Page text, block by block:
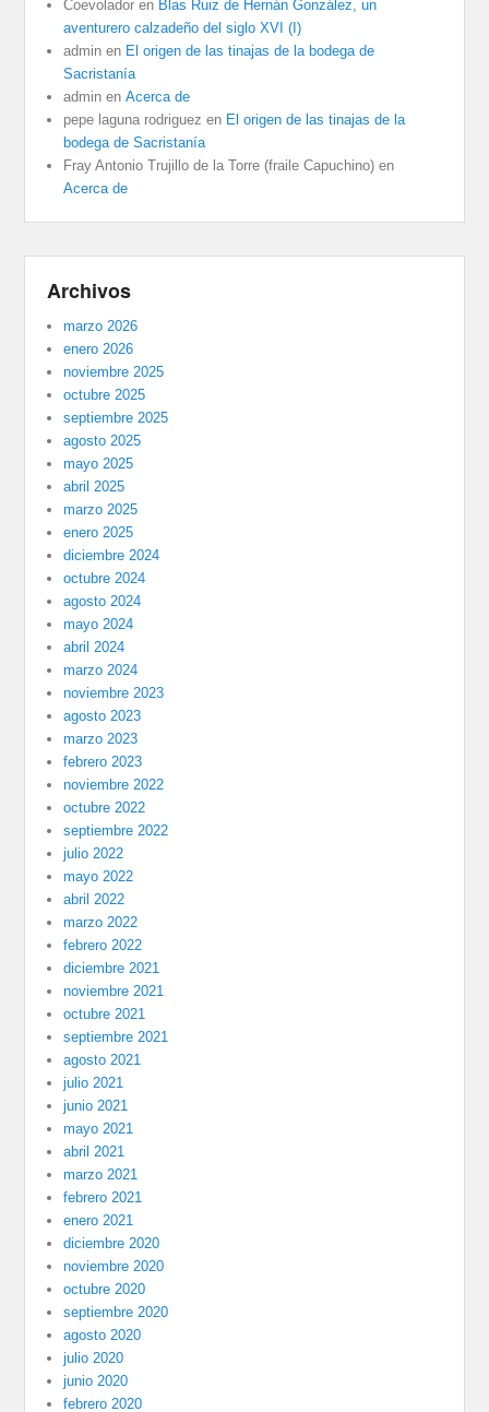
Coevolador en Blas Ruiz de Hernán González, un
aventurero calzadeño del siglo XVI (I)
admin en El origen de las tinajas de la bodega de
Sacristanía
admin enAcerca de
pepe laguna rodriguez en El origen de las tinajas de la
bodega de Sacristanía
Fray Antonio Trujillo de la Torre (fraile Capuchino) en
Acerca de
Archivos
marzo 2026
enero 2026
noviembre 2025
octubre 2025
septiembre 2025
agosto 2025
mayo 2025
abril 2025
marzo 2025
enero 2025
diciembre 2024
octubre 2024
agosto 2024
mayo 2024
abril 2024
marzo 2024
noviembre 2023
agosto 2023
marzo 2023
febrero 2023
noviembre 2022
octubre 2022
septiembre 2022
julio 2022
mayo 2022
abril 2022
marzo 2022
febrero 2022
diciembre 2021
noviembre 2021
octubre 2021
septiembre 2021
agosto 2021
julio 2021
junio 2021
mayo 2021
abril 2021
marzo 2021
febrero 2021
enero 2021
diciembre 2020
noviembre 2020
octubre 2020
septiembre 2020
agosto 2020
julio 2020
junio 2020
febrero 2020